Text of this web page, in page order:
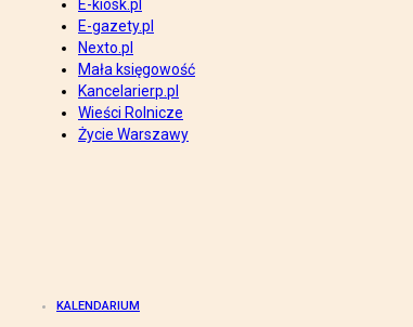
E-kiosk.pl
E-gazety.pl
Nexto.pl
Mała księgowość
Kancelarierp.pl
Wieści Rolnicze
Życie Warszawy
KALENDARIUM